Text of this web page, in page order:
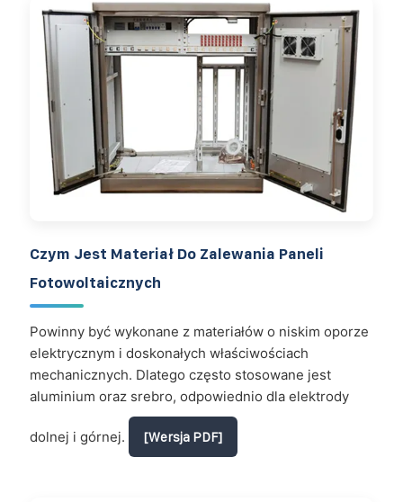
Czym Jest Materiał Do Zalewania Paneli
Fotowoltaicznych
Powinny być wykonane z materiałów o niskim oporze
elektrycznym i doskonałych właściwościach
mechanicznych. Dlatego często stosowane jest
aluminium oraz srebro, odpowiednio dla elektrody
dolnej i górnej. [Wersja PDF]